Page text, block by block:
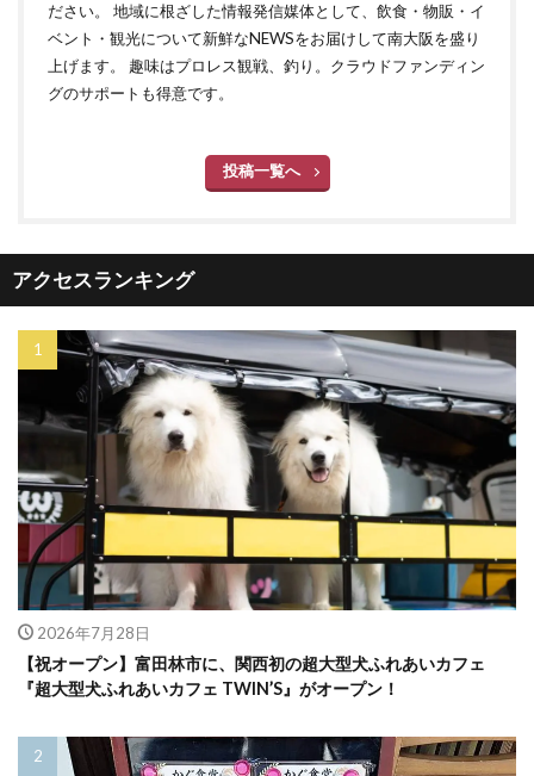
ださい。 地域に根ざした情報発信媒体として、飲食・物販・イ
ベント・観光について新鮮なNEWSをお届けして南大阪を盛り
上げます。 趣味はプロレス観戦、釣り。クラウドファンディン
グのサポートも得意です。
投稿一覧へ
アクセスランキング
2026年7月28日
【祝オープン】富田林市に、関西初の超大型犬ふれあいカフェ
『超大型犬ふれあいカフェ TWIN’S』がオープン！